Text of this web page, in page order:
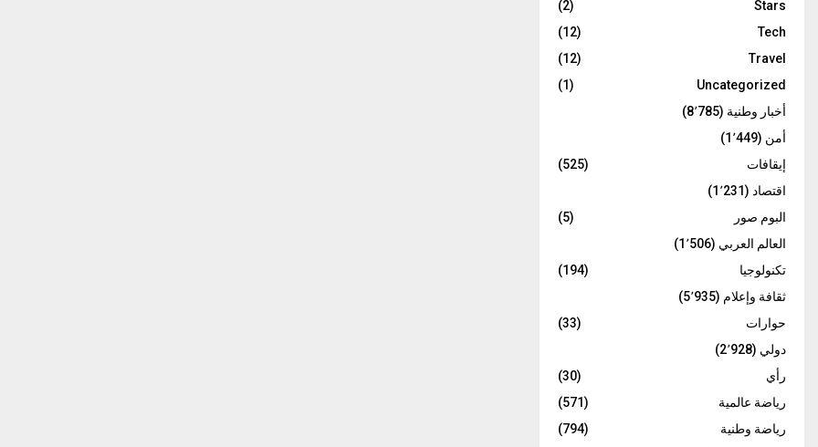
Stars
(2)
Tech
(12)
Travel
(12)
Uncategorized
(1)
أخبار وطنية (8٬785)
أمن (1٬449)
إيقافات
(525)
اقتصاد (1٬231)
البوم صور
(5)
العالم العربي (1٬506)
تكنولوجيا
(194)
ثقافة وإعلام (5٬935)
حوارات
(33)
دولي (2٬928)
رأي
(30)
رياضة عالمية
(571)
رياضة وطنية
(794)